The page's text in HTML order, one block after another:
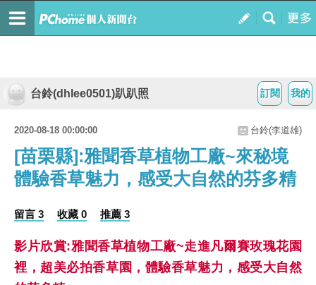
我的
訂閱
台鈴(dhlee0501)趴趴照
2020-08-18 00:00:00 台鈴(李道雄)
[苗栗縣]:雅聞香草植物工廠~來秘境
體驗香草魅力，感受大自然的芬多精
留言 3 收藏 0 推薦 3
影片欣賞:雅聞香草植物工廠~走進凡爾賽玫瑰花園
裡，超美必拍香草園，體驗香草魅力，感受大自然